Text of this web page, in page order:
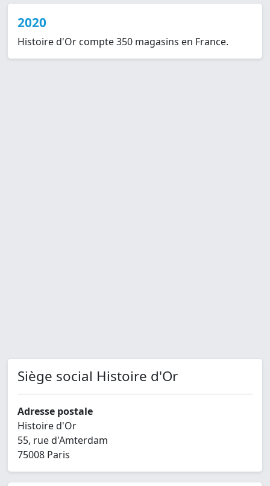
2020
Histoire d'Or compte 350 magasins en France.
Siège social Histoire d'Or
Adresse postale
Histoire d'Or
55, rue d'Amterdam
75008 Paris